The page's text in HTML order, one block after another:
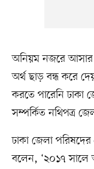
অনিয়ম নজরে আসার
অর্থ ছাড় বন্ধ করে
করতে পারেনি ঢাকা
সম্পর্কিত নথিপত্র
ঢাকা জেলা
বলেন, ‘২০১৭ সালে